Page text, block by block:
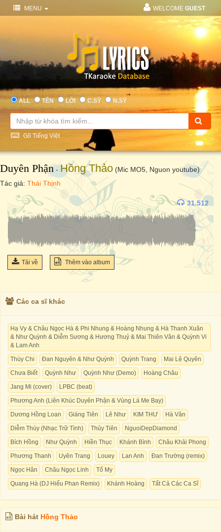
MENU WELCOME GUEST
ALL TÊN LỜI C.SỸ N.SỸ
Gõ Tiếng Việt
Duyên Phận - Hồng Thảo (Mic MO5, Nguon youtube)
Tác giả: Thái Thịnh
31.512
Tải về Thêm vào album
Các ca sĩ khác
Hạ Vy & Châu Ngọc Hà & Phi Nhung & Hoàng Nhung & Hà Thanh Xuân
& Như Quỳnh & Diễm Sương & Hương Thuỷ & Mai Thiên Vân & Quỳnh Vi
& Lam Anh
Thùy Chi
Đan Nguyên & Như Quỳnh Quỳnh Trang
Mai Lệ Quyên
Chưa Biết
Quỳnh Như Quỳnh Như (Demo)
Hoàng Châu
Jang Mi (cover)
LPBC (beat)
Phương Anh (Liên Khúc Duyên Phận & Vùng Lá Me Bay)
Dương Hồng Loan
Giáng Tiên Lê Như KIM THƯ
Hà Vân
Diễm Thùy (Nhạc Trữ Tình)
Thủy Tiên
NguoiDepDiamond
Bích Hồng
Như Quỳnh Hiền Thục Khánh Bình
Châu Khải Phong
Phương Thanh
Uyên Trang Louey Lan Anh
Đan Trường (remix)
Ngọc Hân
Châu Ngọc Linh
Tố My
Quang Hà (DJ Hiếu Phan Remix)
Khánh Hoàng Tất Cả Các Ca Sĩ
Bài hát Hồng Thảo